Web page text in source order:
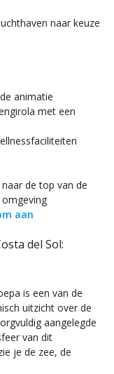
naar keuze
animatie
met een
de top van de
aan
del Sol:
is een van de
uitzicht over de
aangelegde
van dit
je de zee, de